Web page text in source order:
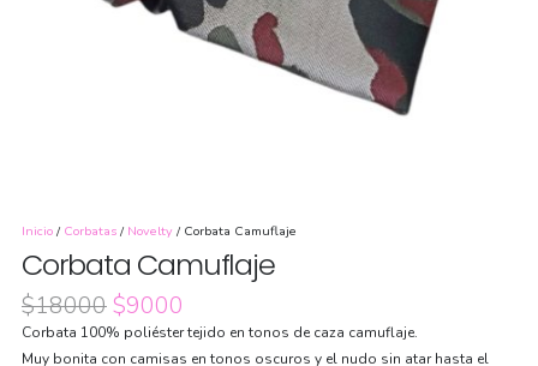
Inicio / Corbatas / Novelty / Corbata Camuflaje
Corbata Camuflaje
$18000El
precio
original
$9000
precio
actual
Corbata 100% poliéster tejido en tonos de caza camuflaje.
Muy bonita con camisas en tonos oscuros y el nudo sin atar hasta el